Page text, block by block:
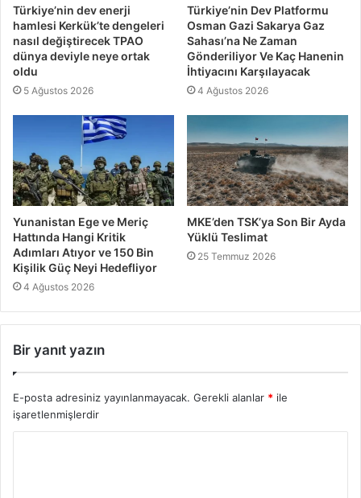
Türkiye’nin dev enerji
hamlesi Kerkük’te dengeleri
nasıl değiştirecek TPAO
dünya deviyle neye ortak
oldu
5 Ağustos 2026
Türkiye’nin Dev Platformu
Osman Gazi Sakarya Gaz
Sahası’na Ne Zaman
Gönderiliyor Ve Kaç Hanenin
İhtiyacını Karşılayacak
4 Ağustos 2026
Yunanistan Ege ve Meriç
Hattında Hangi Kritik
Adımları Atıyor ve 150 Bin
Kişilik Güç Neyi Hedefliyor
4 Ağustos 2026
MKE’den TSK’ya Son Bir Ayda
Yüklü Teslimat
25 Temmuz 2026
Bir yanıt yazın
E-posta adresiniz yayınlanmayacak. Gerekli alanlar * ile
işaretlenmişlerdir